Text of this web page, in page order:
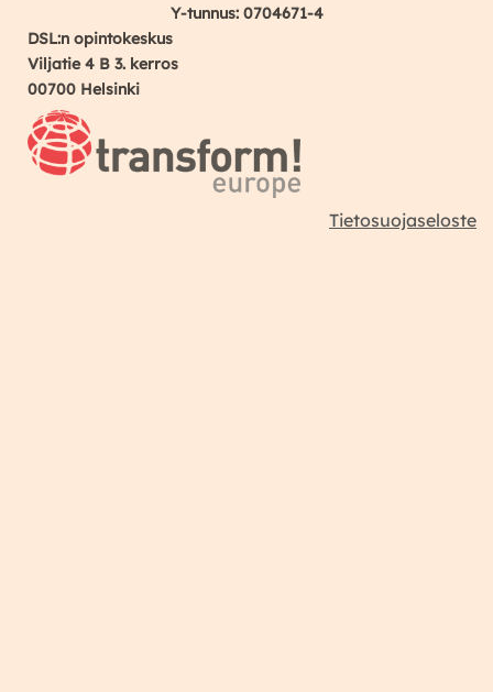
Y-tunnus: 0704671-4
DSL:n opintokeskus
Viljatie 4 B 3. kerros
00700 Helsinki
Tietosuojaseloste